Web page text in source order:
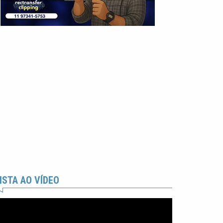
AO VÍDEO